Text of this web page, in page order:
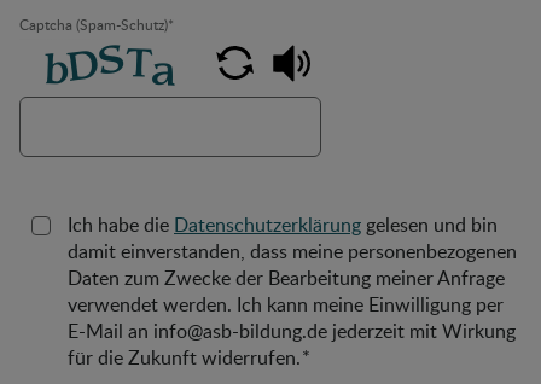
Captcha (Spam-Schutz)*
Ich habe die Datenschutzerklärung gelesen und bin
damit einverstanden, dass meine personenbezogenen
Daten zum Zwecke der Bearbeitung meiner Anfrage
verwendet werden. Ich kann meine Einwilligung per
E-Mail an info@asb-bildung.de jederzeit mit Wirkung
für die Zukunft widerrufen.*